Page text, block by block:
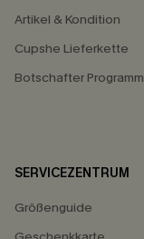
Artikel & Kondition
Cupshe Lieferkette
Botschafter Programm
SERVICEZENTRUM
Größenguide